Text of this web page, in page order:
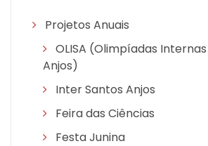
Projetos Anuais
OLISA (Olimpíadas
Anjos)
Inter Santos Anjos
Feira das Ciências
Festa Junina